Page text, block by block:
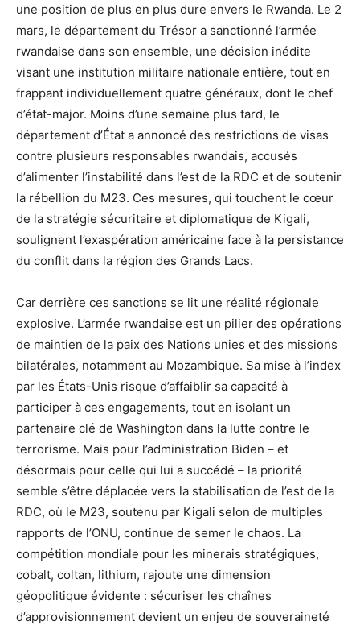
une position de plus en plus dure envers le Rwanda. Le 2
mars, le département du Trésor a sanctionné l’armée
rwandaise dans son ensemble, une décision inédite
visant une institution militaire nationale entière, tout en
frappant individuellement quatre généraux, dont le chef
d’état-major. Moins d’une semaine plus tard, le
département d’État a annoncé des restrictions de visas
contre plusieurs responsables rwandais, accusés
d’alimenter l’instabilité dans l’est de la RDC et de soutenir
la rébellion du M23. Ces mesures, qui touchent le cœur
de la stratégie sécuritaire et diplomatique de Kigali,
soulignent l’exaspération américaine face à la persistance
du conflit dans la région des Grands Lacs.
Car derrière ces sanctions se lit une réalité régionale
explosive. L’armée rwandaise est un pilier des opérations
de maintien de la paix des Nations unies et des missions
bilatérales, notamment au Mozambique. Sa mise à l’index
par les États-Unis risque d’affaiblir sa capacité à
participer à ces engagements, tout en isolant un
partenaire clé de Washington dans la lutte contre le
terrorisme. Mais pour l’administration Biden – et
désormais pour celle qui lui a succédé – la priorité
semble s’être déplacée vers la stabilisation de l’est de la
RDC, où le M23, soutenu par Kigali selon de multiples
rapports de l’ONU, continue de semer le chaos. La
compétition mondiale pour les minerais stratégiques,
cobalt, coltan, lithium, rajoute une dimension
géopolitique évidente : sécuriser les chaînes
d’approvisionnement devient un enjeu de souveraineté